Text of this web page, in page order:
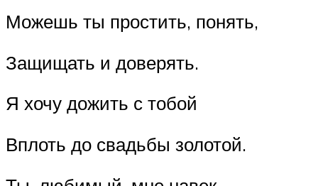
Можешь ты простить, понять,
Защищать и доверять.
Я хочу дожить с тобой
Вплоть до свадьбы золотой.